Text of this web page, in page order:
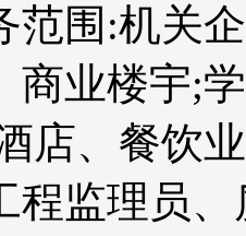
范围:机关
商业楼宇;
店、餐饮
程监理员